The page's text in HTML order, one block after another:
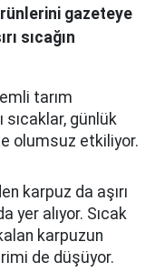
gazeteye
sıcağın
tarım
sıcaklar, günlük
olumsuz etkiliyor.
karpuz da aşırı
yer alıyor. Sıcak
karpuzun
de düşüyor.